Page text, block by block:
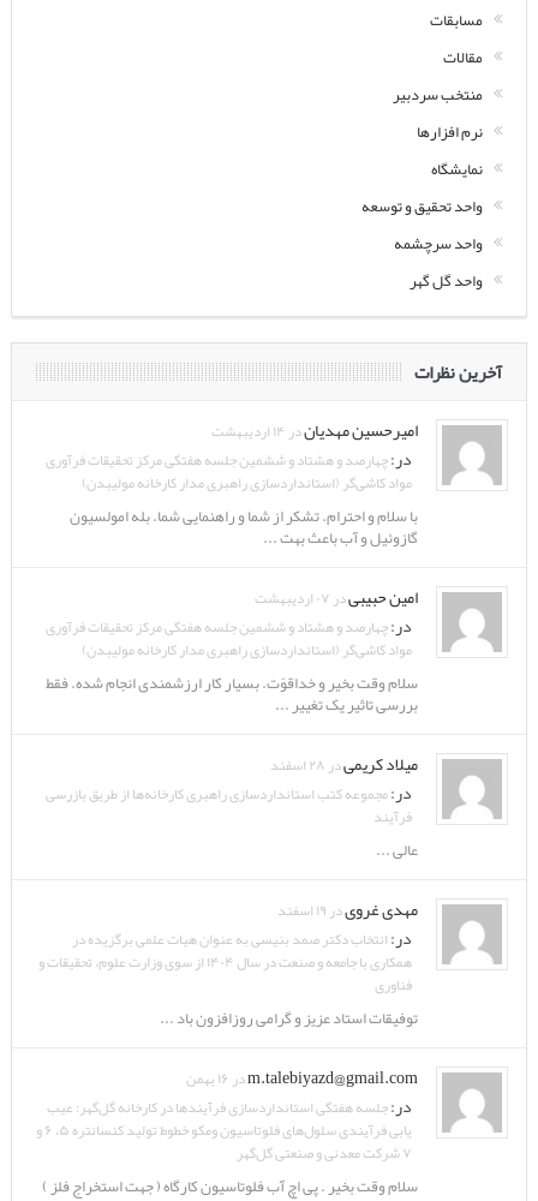
مسابقات
مقالات
منتخب سردبیر
نرم افزارها
نمایشگاه
واحد تحقیق و توسعه
واحد سرچشمه
واحد گل گهر
آخرین نظرات
امیرحسین مهدیاندر ۱۴ اردیبهشت
در:چهارصد و هشتاد و ششمین جلسه هفتگی مرکز تحقیقات فرآوری
مواد کاشی‌گر (استانداردسازی راهبری مدار کارخانه مولیبدن)
با سلام و احترام. تشکر از شما و راهنمایی شما. بله امولسیون
گازوئیل و آب باعث بهت ...
امین حبیبیدر ۰۷ اردیبهشت
در:چهارصد و هشتاد و ششمین جلسه هفتگی مرکز تحقیقات فرآوری
مواد کاشی‌گر (استانداردسازی راهبری مدار کارخانه مولیبدن)
سلام وقت بخیر و خداقوّت. بسیار کار ارزشمندی انجام شده. فقط
بررسی تاثیر یک تغییر ...
میلاد کریمیدر ۲۸ اسفند
در:مجموعه کتب استانداردسازی راهبری کارخانه‌ها از طریق بازرسی
فرآیند
عالی ...
مهدی غرویدر ۱۹ اسفند
در:انتخاب دکتر صمد بنیسی به عنوان هیات علمی برگزیده در
همکاری با جامعه و صنعت در سال ۱۴۰۴ از سوی وزارت علوم، تحقیقات و
فناوری
توفیقات استاد عزیز و گرامی روزافزون باد ...
m.talebiyazd@gmail.comدر ۱۶ بهمن
در:جلسه هفتگی استانداردسازی فرآیندها در کارخانه گل‌گهر: عیب
یابی فرآیندی سلول‌های فلوتاسیون ومکو خطوط تولید کنسانتره ۵، ۶ و
۷ شرکت معدنی و صنعتی گل‌گهر
سلام وقت بخیر . پی اچ آب فلوتاسیون کارگاه ( جهت استخراج فلز )